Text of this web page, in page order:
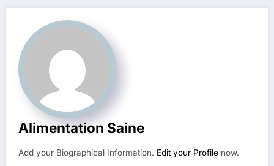
Alimentation Saine
Add your Biographical Information. Edit your Profile now.